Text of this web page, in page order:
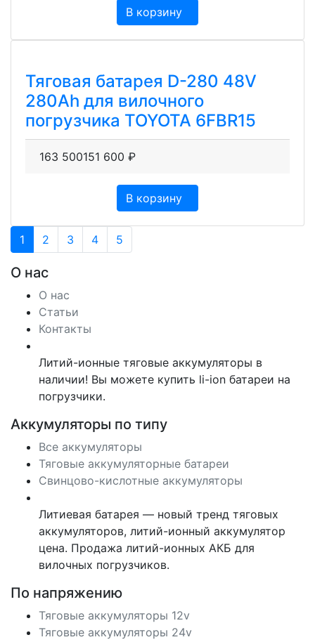
В корзину
Тяговая батарея D-280 48V
280Ah для вилочного
погрузчика TOYOTA 6FBR15
163 500151 600 ₽
В корзину
1 2 3 4 5
О нас
О нас
Статьи
Контакты
Литий-ионные тяговые аккумуляторы в
наличии! Вы можете купить li-ion батареи на
погрузчики.
Аккумуляторы по типу
Все аккумуляторы
Тяговые аккумуляторные батареи
Свинцово-кислотные аккумуляторы
Литиевая батарея — новый тренд тяговых
аккумуляторов, литий-ионный аккумулятор
цена. Продажа литий-ионных АКБ для
вилочных погрузчиков.
По напряжению
Тяговые аккумуляторы 12v
Тяговые аккумуляторы 24v